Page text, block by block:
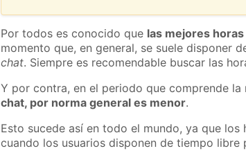
Por todos es conocido que las mejores
momento que, en general, se suele disponer
chat. Siempre es recomendable buscar las
Y por contra, en el periodo que comprende
chat, por norma general es menor.
Esto sucede así en todo el mundo, ya que
cuando los usuarios disponen de tiempo